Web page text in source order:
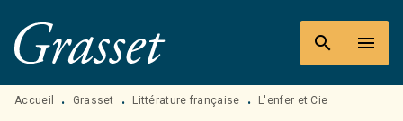
MENU RECHERCHE
PIED DE PAGE
search menu
Accueil • Grasset • Littérature française • L'enfer et Cie